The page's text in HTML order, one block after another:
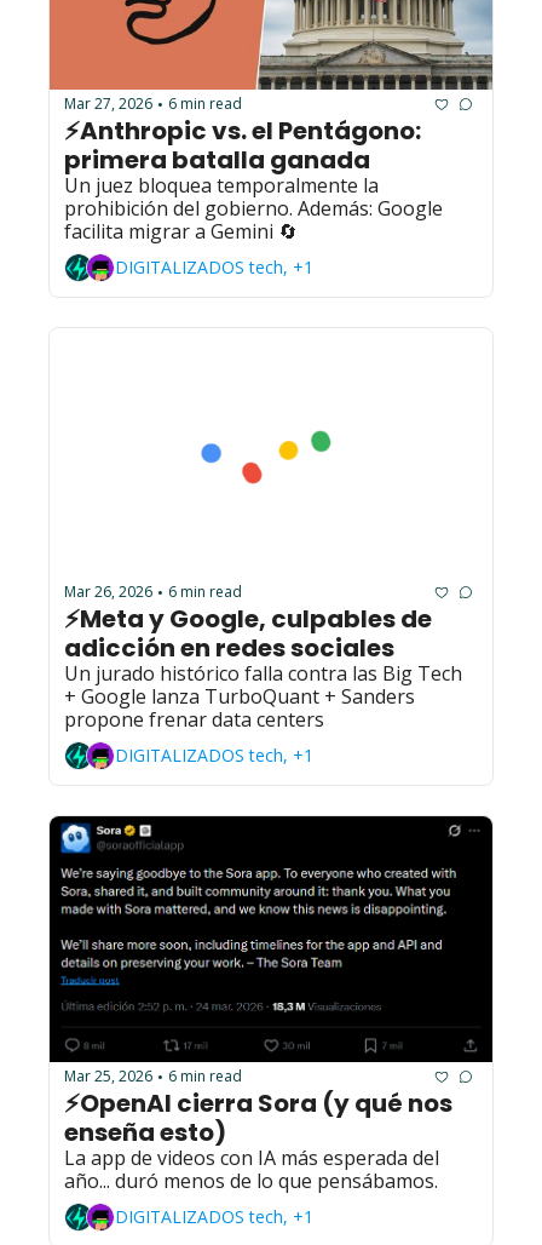
Mar 27, 2026 • 6 min read
⚡Anthropic vs. el Pentágono:
primera batalla ganada
Un juez bloquea temporalmente la
prohibición del gobierno. Además: Google
facilita migrar a Gemini 🔄
DIGITALIZADOS tech, +1
Mar 26, 2026 • 6 min read
⚡Meta y Google, culpables de
adicción en redes sociales
Un jurado histórico falla contra las Big Tech
+ Google lanza TurboQuant + Sanders
propone frenar data centers
DIGITALIZADOS tech, +1
Mar 25, 2026 • 6 min read
⚡OpenAI cierra Sora (y qué nos
enseña esto)
La app de videos con IA más esperada del
DIGITALIZADOS tech, +1